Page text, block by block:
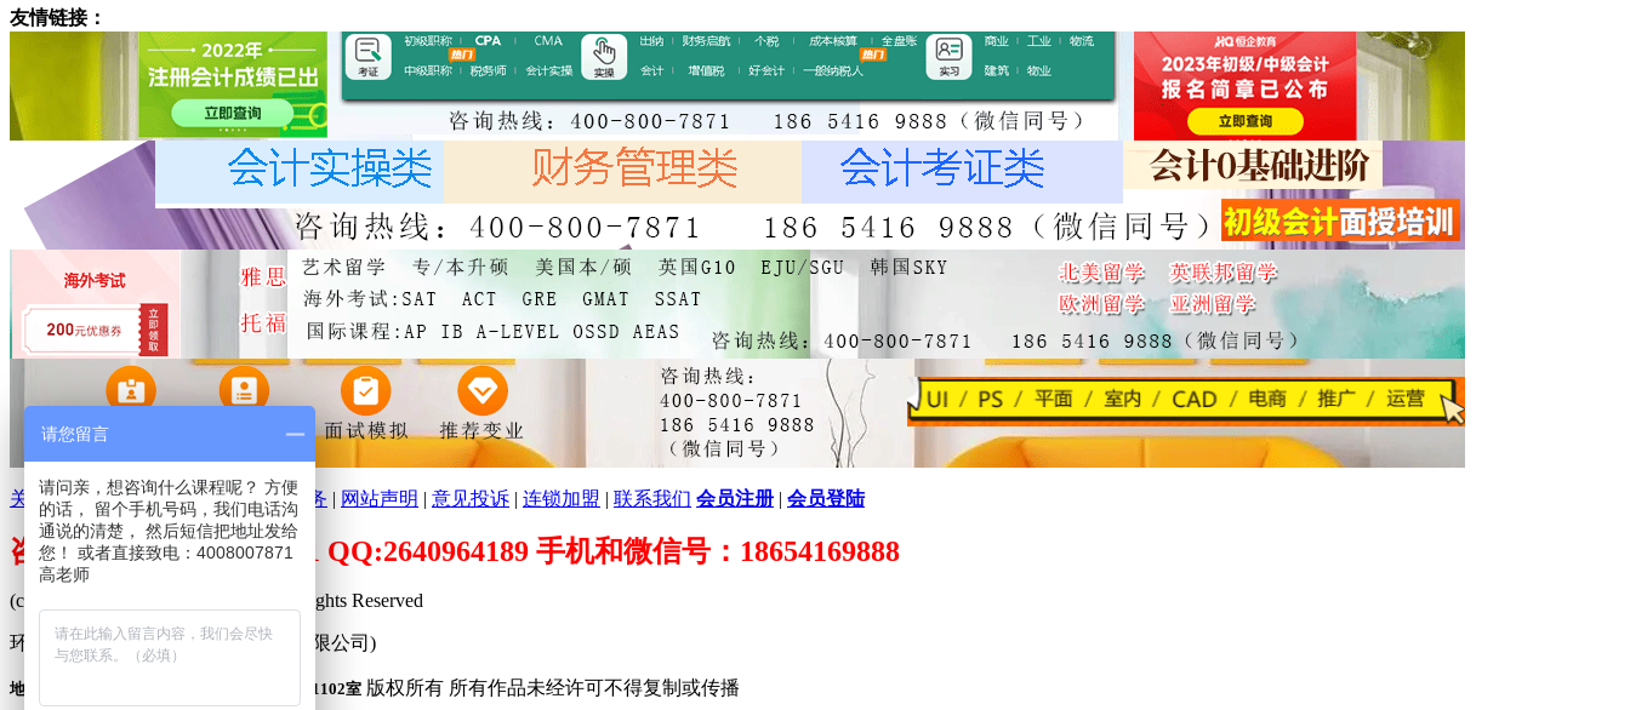
友情链接：
关于环球培训网|分支机构|广告服务 | 网站声明 | 意见投诉 | 连锁加盟 | 联系我们 会员注册 | 会员登陆
咨询电话：400-800-7871 QQ:2640964189 手机和微信号：18654169888
(c)2009-2026 www.peixuncn.net All Rights Reserved
环球培训网™ (合肥寰品信息科技有限公司)
地址：合肥市庐阳区固镇路3388号旭辉中心1102室 版权所有 所有作品未经许可不得复制或传播
请您留言
请问亲，想咨询什么课程呢？ 方便
的话， 留个手机号码，我们电话沟
通说的清楚， 然后短信把地址发给
您！ 或者直接致电：4008007871
高老师